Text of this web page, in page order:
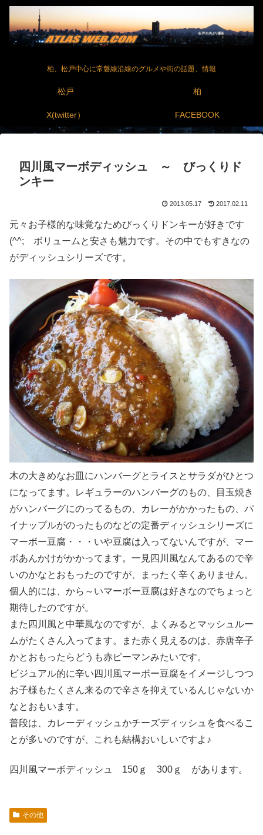
柏、松戸中心に常磐線沿線のグルメや街の話題、情報
松戸 柏
X(twitter） FACEBOOK
四川風マーボディッシュ ～ びっくりド
ンキー
2013.05.17 2017.02.11
元々お子様的な味覚なためびっくりドンキーが好きです
(^^; ボリュームと安さも魅力です。その中でもすきなの
がディッシュシリーズです。
木の大きめなお皿にハンバーグとライスとサラダがひとつ
になってます。レギュラーのハンバーグのもの、目玉焼き
がハンバーグにのってるもの、カレーがかかったもの、パ
イナップルがのったものなどの定番ディッシュシリーズに
マーボー豆腐・・・いや豆腐は入ってないんですが、マー
ボあんかけがかかってます。一見四川風なんてあるので辛
いのかなとおもったのですが、まったく辛くありません。
個人的には、から～いマーボー豆腐は好きなのでちょっと
期待したのですが。
また四川風と中華風なのですが、よくみるとマッシュルー
ムがたくさん入ってます。また赤く見えるのは、赤唐辛子
かとおもったらどうも赤ピーマンみたいです。
ビジュアル的に辛い四川風マーボー豆腐をイメージしつつ
お子様もたくさん来るので辛さを抑えているんじゃないか
なとおもいます。
普段は、カレーディッシュかチーズディッシュを食べるこ
とが多いのですが、これも結構おいしいですよ♪
四川風マーボディッシュ 150ｇ 300ｇ があります。
その他